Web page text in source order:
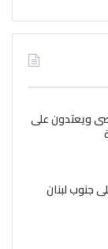
ويعتدون على